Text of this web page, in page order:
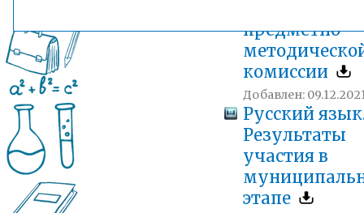
предметно-
комиссии
Добавлен:
Русский
Результаты
участия в
этапе